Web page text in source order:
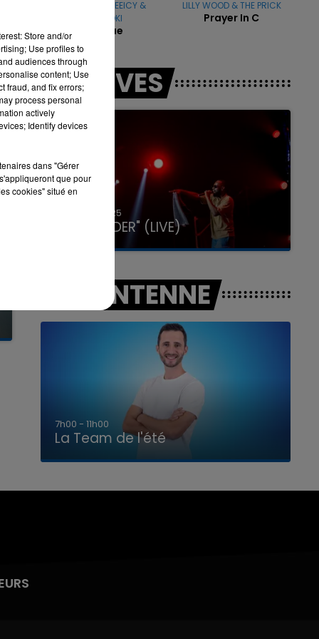
7h00 - 11h00
LA TEAM DE L'ÉTÉ
FARRUKO & GREEICY &
STEVE AOKI
Yapaque
LILLY WOOD & THE PRICK
Prayer In C
LES LIVES
31 janvier 2025
GIMS "SPIDER" (LIVE)
A L'ANTENNE
7h00 - 11h00
La Team de l'été
Store and/or
Use profiles to
audiences through
content; Use
fraud, and fix errors;
process personal
actively
Identify devices
dans "Gérer
que pour
cookies" situé en